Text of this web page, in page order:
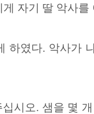
자기 딸 악사를
하였다. 악사가
시오. 샘을 몇